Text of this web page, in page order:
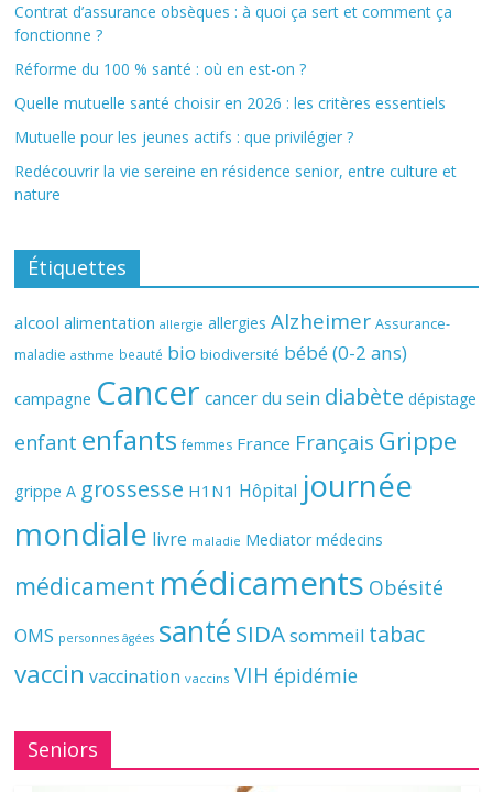
Contrat d’assurance obsèques : à quoi ça sert et comment ça
fonctionne ?
Réforme du 100 % santé : où en est-on ?
Quelle mutuelle santé choisir en 2026 : les critères essentiels
Mutuelle pour les jeunes actifs : que privilégier ?
Redécouvrir la vie sereine en résidence senior, entre culture et
nature
Étiquettes
alcool alimentation allergie allergies Alzheimer Assurance-
maladie asthme beauté bio biodiversité bébé (0-2 ans)
campagne Cancer cancer du sein diabète dépistage
enfant enfants femmes France Français Grippe
grippe A grossesse H1N1 Hôpital journée
mondiale livre maladie Mediator médecins
médicament médicaments Obésité
OMS personnes âgées santé SIDAsommeil tabac
vaccin vaccination vaccins VIH épidémie
Seniors